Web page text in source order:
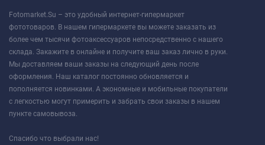
Fotomarket.Su – это удобный интернет-гипермаркет
фототоваров. В нашем гипермаркете вы можете заказать из
более чем тысячи фотоаксессуаров непосредственно с нашего
склада. Закажите в онлайне и получите ваш заказ лично в руки.
Мы доставляем ваши заказы на следующий день после
оформления. Наш каталог постоянно обновляется и
пополняется новинками. А экономные и мобильные покупатели
с легкостью могут примерить и забрать свои заказы в нашем
пункте самовывоза.
Спасибо что выбрали нас!